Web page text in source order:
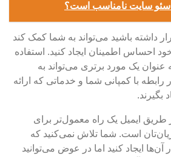
سئو سایت نامناسب است؟
داشته باشید می‌تواند به شما کمک کند
احساس اطمینان ایجاد کنید. استفاده
عنوان یک مورد برتری می‌تواند به
با کمپانی شما و خدماتی که ارائه
بگیرند.
ایمیل یک راه معمول‌تر برای
است. شما تلاش نمی‌کنید که
آن‌ها ایجاد کنید اما در عوض می‌توانید